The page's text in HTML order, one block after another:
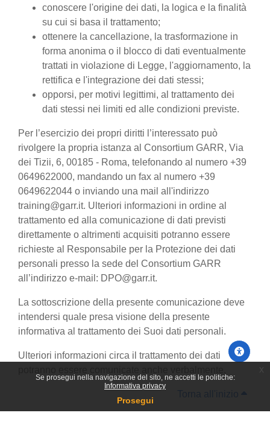
Se prosegui nella navigazione del sito, ne accetti le politiche:
Informativa privacy
Prosegui
conoscere l'origine dei dati, la logica e la finalità
su cui si basa il trattamento;
ottenere la cancellazione, la trasformazione in
forma anonima o il blocco di dati eventualmente
trattati in violazione di Legge, l'aggiornamento, la
rettifica e l'integrazione dei dati stessi;
opporsi, per motivi legittimi, al trattamento dei
dati stessi nei limiti ed alle condizioni previste.
Per l’esercizio dei propri diritti l’interessato può
rivolgere la propria istanza al Consortium GARR, Via
dei Tizii, 6, 00185 - Roma, telefonando al numero +39
0649622000, mandando un fax al numero +39
0649622044 o inviando una mail all'indirizzo
training@garr.it. Ulteriori informazioni in ordine al
trattamento ed alla comunicazione di dati previsti
direttamente o altrimenti acquisiti potranno essere
richieste al Responsabile per la Protezione dei dati
personali presso la sede del Consortium GARR
all’indirizzo e-mail: DPO@garr.it.
La sottoscrizione della presente comunicazione deve
intendersi quale presa visione della presente
informativa al trattamento dei Suoi dati personali.
Ulteriori informazioni circa il trattamento dei dati